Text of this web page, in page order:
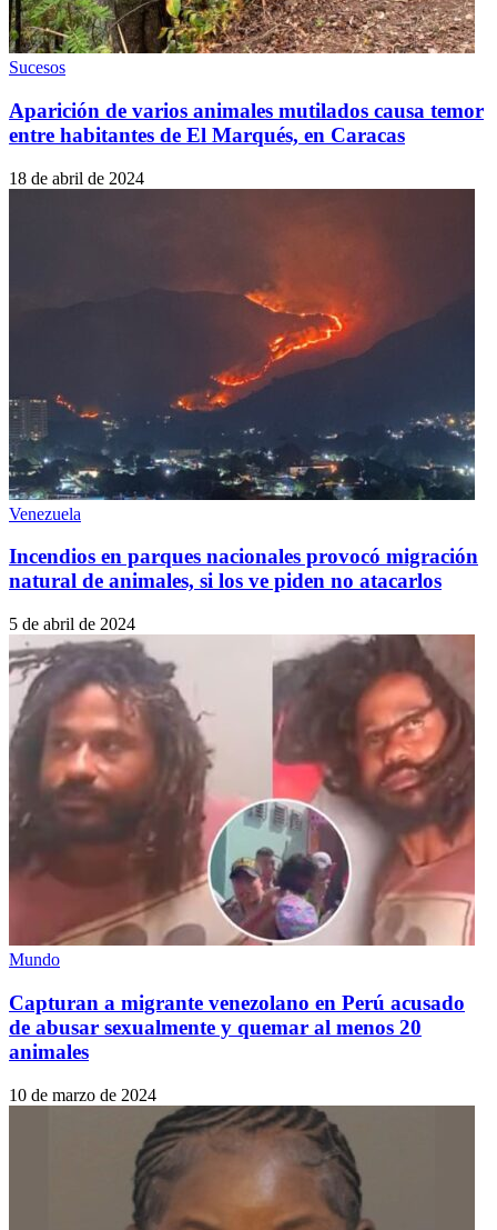
Sucesos
Aparición de varios animales mutilados causa temor
entre habitantes de El Marqués, en Caracas
18 de abril de 2024
Venezuela
Incendios en parques nacionales provocó migración
natural de animales, si los ve piden no atacarlos
5 de abril de 2024
Mundo
Capturan a migrante venezolano en Perú acusado
de abusar sexualmente y quemar al menos 20
animales
10 de marzo de 2024